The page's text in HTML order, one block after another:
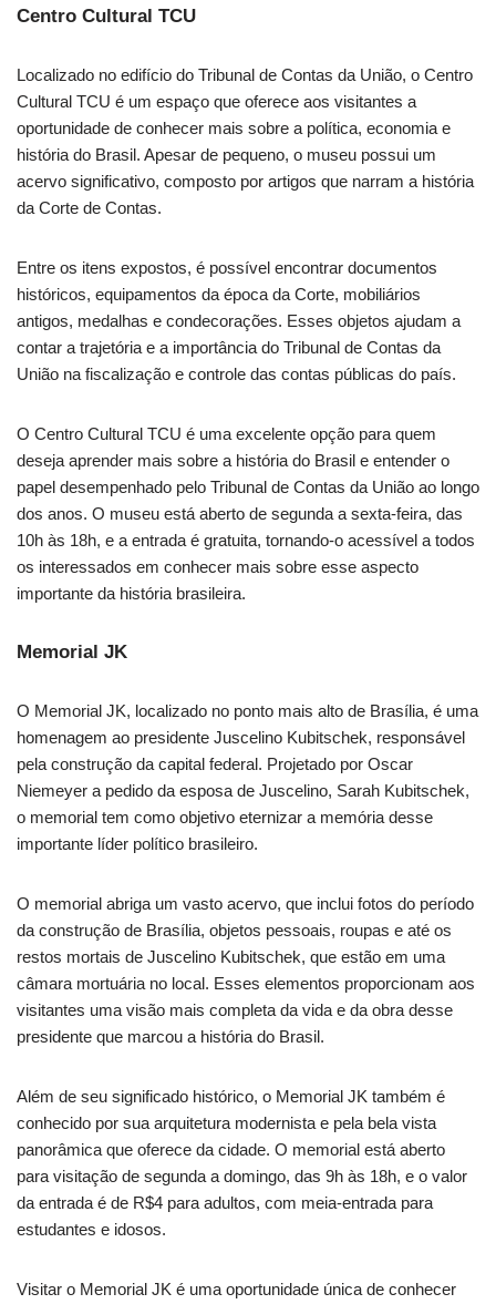
Centro Cultural TCU
Localizado no edifício do Tribunal de Contas da União, o Centro
Cultural TCU é um espaço que oferece aos visitantes a
oportunidade de conhecer mais sobre a política, economia e
história do Brasil. Apesar de pequeno, o museu possui um
acervo significativo, composto por artigos que narram a história
da Corte de Contas.
Entre os itens expostos, é possível encontrar documentos
históricos, equipamentos da época da Corte, mobiliários
antigos, medalhas e condecorações. Esses objetos ajudam a
contar a trajetória e a importância do Tribunal de Contas da
União na fiscalização e controle das contas públicas do país.
O Centro Cultural TCU é uma excelente opção para quem
deseja aprender mais sobre a história do Brasil e entender o
papel desempenhado pelo Tribunal de Contas da União ao longo
dos anos. O museu está aberto de segunda a sexta-feira, das
10h às 18h, e a entrada é gratuita, tornando-o acessível a todos
os interessados em conhecer mais sobre esse aspecto
importante da história brasileira.
Memorial JK
O Memorial JK, localizado no ponto mais alto de Brasília, é uma
homenagem ao presidente Juscelino Kubitschek, responsável
pela construção da capital federal. Projetado por Oscar
Niemeyer a pedido da esposa de Juscelino, Sarah Kubitschek,
o memorial tem como objetivo eternizar a memória desse
importante líder político brasileiro.
O memorial abriga um vasto acervo, que inclui fotos do período
da construção de Brasília, objetos pessoais, roupas e até os
restos mortais de Juscelino Kubitschek, que estão em uma
câmara mortuária no local. Esses elementos proporcionam aos
visitantes uma visão mais completa da vida e da obra desse
presidente que marcou a história do Brasil.
Além de seu significado histórico, o Memorial JK também é
conhecido por sua arquitetura modernista e pela bela vista
panorâmica que oferece da cidade. O memorial está aberto
para visitação de segunda a domingo, das 9h às 18h, e o valor
da entrada é de R$4 para adultos, com meia-entrada para
estudantes e idosos.
Visitar o Memorial JK é uma oportunidade única de conhecer